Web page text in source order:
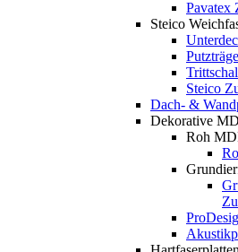
Pavatex
Steico
Steico
Dach- &
Dekorative
Roh